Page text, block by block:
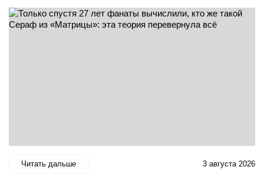
Читать дальше 3 августа 2026